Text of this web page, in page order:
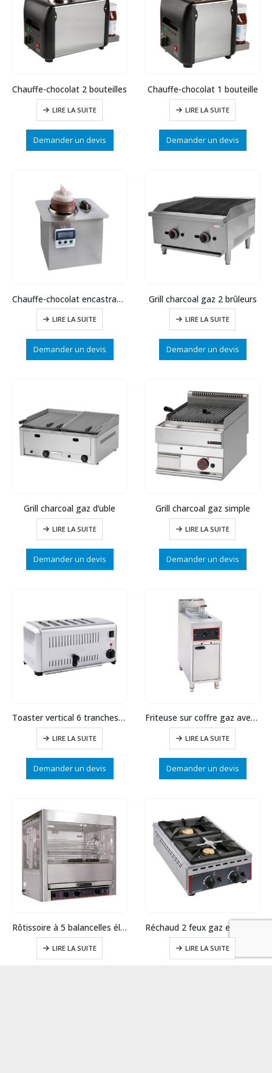
Chauffe-chocolat 2 bouteilles
LIRE LA SUITE
Demander un devis
Chauffe-chocolat 1 bouteille
LIRE LA SUITE
Demander un devis
Chauffe-chocolat encastrable 1 L
LIRE LA SUITE
Demander un devis
Grill charcoal gaz 2 brûleurs
LIRE LA SUITE
Demander un devis
Grill charcoal gaz d’uble
LIRE LA SUITE
Demander un devis
Grill charcoal gaz simple
LIRE LA SUITE
Demander un devis
Toaster vertical 6 tranches électrique
LIRE LA SUITE
Demander un devis
Friteuse sur coffre gaz avec vidange 16 L
LIRE LA SUITE
Demander un devis
Rôtissoire à 5 balancelles élect. – 25 poulets
LIRE LA SUITE LIRE LA SUITE